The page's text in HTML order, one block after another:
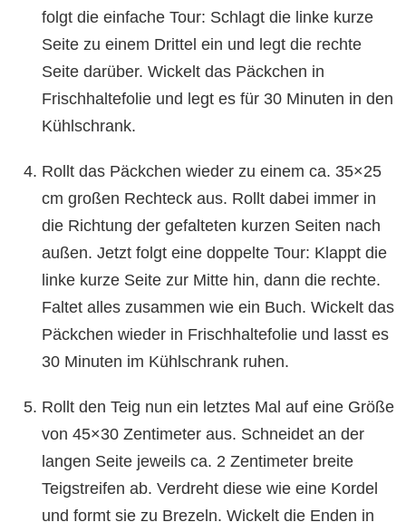
folgt die einfache Tour: Schlagt die linke kurze
Seite zu einem Drittel ein und legt die rechte
Seite darüber. Wickelt das Päckchen in
Frischhaltefolie und legt es für 30 Minuten in den
Kühlschrank.
Rollt das Päckchen wieder zu einem ca. 35×25
cm großen Rechteck aus. Rollt dabei immer in
die Richtung der gefalteten kurzen Seiten nach
außen. Jetzt folgt eine doppelte Tour: Klappt die
linke kurze Seite zur Mitte hin, dann die rechte.
Faltet alles zusammen wie ein Buch. Wickelt das
Päckchen wieder in Frischhaltefolie und lasst es
30 Minuten im Kühlschrank ruhen.
Rollt den Teig nun ein letztes Mal auf eine Größe
von 45×30 Zentimeter aus. Schneidet an der
langen Seite jeweils ca. 2 Zentimeter breite
Teigstreifen ab. Verdreht diese wie eine Kordel
und formt sie zu Brezeln. Wickelt die Enden in